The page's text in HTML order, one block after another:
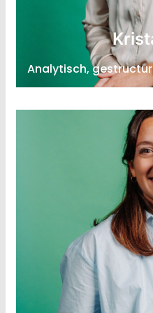
Analytisch,
Lead Strategie &
Expertise: (Circulaire)